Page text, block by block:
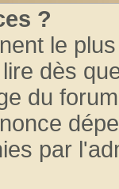
?
le
dès
du
par